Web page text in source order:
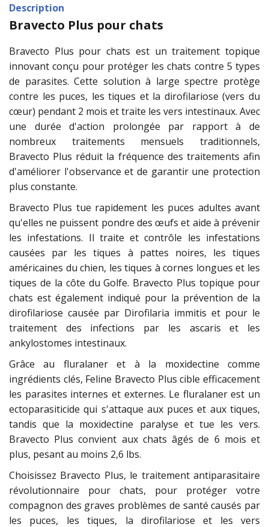
Description
Bravecto Plus pour chats
Bravecto Plus pour chats est un traitement topique
innovant conçu pour protéger les chats contre 5 types
de parasites. Cette solution à large spectre protège
contre les puces, les tiques et la dirofilariose (vers du
cœur) pendant 2 mois et traite les vers intestinaux. Avec
une durée d'action prolongée par rapport à de
nombreux traitements mensuels traditionnels,
Bravecto Plus réduit la fréquence des traitements afin
d'améliorer l'observance et de garantir une protection
plus constante.
Bravecto Plus tue rapidement les puces adultes avant
qu'elles ne puissent pondre des œufs et aide à prévenir
les infestations. Il traite et contrôle les infestations
causées par les tiques à pattes noires, les tiques
américaines du chien, les tiques à cornes longues et les
tiques de la côte du Golfe. Bravecto Plus topique pour
chats est également indiqué pour la prévention de la
dirofilariose causée par Dirofilaria immitis et pour le
traitement des infections par les ascaris et les
ankylostomes intestinaux.
Grâce au fluralaner et à la moxidectine comme
ingrédients clés, Feline Bravecto Plus cible efficacement
les parasites internes et externes. Le fluralaner est un
ectoparasiticide qui s'attaque aux puces et aux tiques,
tandis que la moxidectine paralyse et tue les vers.
Bravecto Plus convient aux chats âgés de 6 mois et
plus, pesant au moins 2,6 lbs.
Choisissez Bravecto Plus, le traitement antiparasitaire
révolutionnaire pour chats, pour protéger votre
compagnon des graves problèmes de santé causés par
les puces, les tiques, la dirofilariose et les vers